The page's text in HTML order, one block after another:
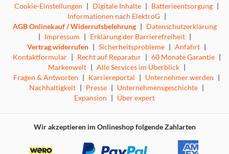
Cookie-Einstellungen | Digitale Inhalte | Batterieentsorgung |
Informationen nach ElektroG |
AGB Onlinekauf / Widerrufsbelehrung | Datenschutzerklärung
| Impressum | Erklärung der Barrierefreiheit |
Vertrag widerrufen | Sicherheitsprobleme | Anfahrt |
Kontaktformular | Recht auf Reparatur | 60 Monate Garantie |
Markenwelt | Alle Services im Überblick |
Fragen & Antworten | Karriereportal | Unternehmer werden |
Nachhaltigkeit | Presse | Unternehmensgeschichte |
Expansion | Über expert
Wir akzeptieren im Onlineshop folgende Zahlarten